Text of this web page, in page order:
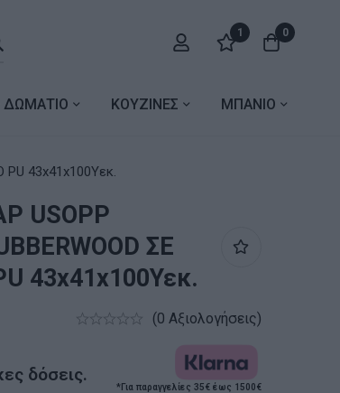
1 0
ΔΩΜΑΤΙΟ ΚΟΥΖΙΝΕΣ ΜΠΑΝΙΟ
43x41x100Υεκ.
USOPP
ΣΕ
43x41x100Υεκ.
(0 Αξιολογήσεις)
δόσεις.
*Για παραγγελίες 35€ έως 1500€